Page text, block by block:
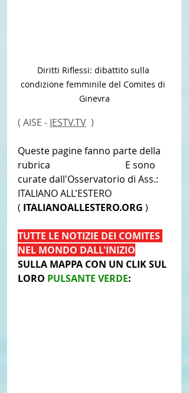
Diritti Riflessi: dibattito sulla
condizione femminile del Comites di
Ginevra
( AISE - IESTV.TV
  )
Queste pagine fanno parte della
rubrica
E sono
curate dall'Osservatorio di Ass.:
ITALIANO ALL'ESTERO
( ITALIANOALLESTERO.ORG )
TUTTE LE NOTIZIE DEI COMITES
NEL MONDO DALL'INIZIO
SULLA MAPPA CON UN CLIK SUL
LORO PULSANTE VERDE: